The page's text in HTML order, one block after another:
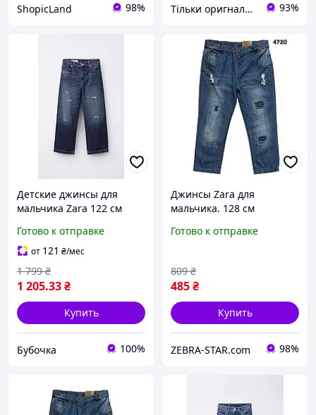
ShopicLand 98% Тільки оригнали - інтернет-магазин якісного одягу, взуття та іграшок "Zvettik" 93%
Детские джинсы для
мальчика Zara 122 см
Готово к отправке
от 121 ₴/мес
1 205.33₴
1 799 ₴
Купить
Бубочка 100%
Джинсы Zara для
мальчика. 128 см
Готово к отправке
485₴
809 ₴
Купить
ZEBRA-STAR.com 98%